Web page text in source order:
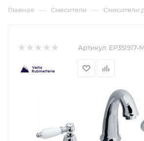
Главная — Смесители — Смесители
Артикул: EP351917-